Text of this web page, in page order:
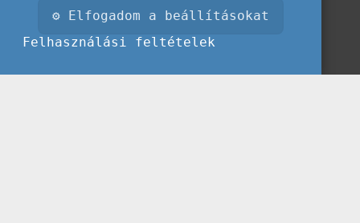
⚙ Elfogadom a beállításokat
Felhasználási feltételek